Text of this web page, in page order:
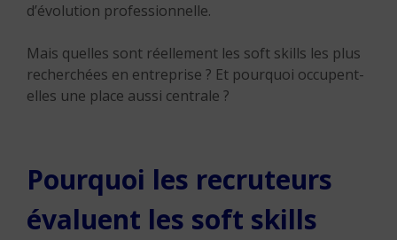
d’évolution professionnelle.
Mais quelles sont réellement les soft skills les plus
recherchées en entreprise ? Et pourquoi occupent-
elles une place aussi centrale ?
Pourquoi les recruteurs
évaluent les soft skills